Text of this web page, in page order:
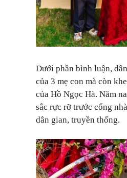
Dưới phần bình luận,
của 3 mẹ con mà còn
của Hồ Ngọc Hà. Năm
sắc rực rỡ trước cổng
dân gian, truyền thống.